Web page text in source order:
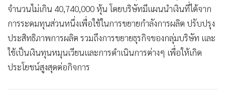
• News1
• Gotomanager
จำนวนไม่เกิน 40,740,000 หุ้น โดยบริษัทมีแผนนำเงินที่ได้จาก
การระดมทุนส่วนหนึ่งเพื่อใช้ในการขยายกำลังการผลิต ปรับปรุง
ประสิทธิภาพการผลิต รวมถึงการขยายธุรกิจของกลุ่มบริษัท และ
ใช้เป็นเงินทุนหมุนเวียนและการดำเนินการต่างๆ เพื่อให้เกิด
ประโยชน์สูงสุดต่อกิจการ